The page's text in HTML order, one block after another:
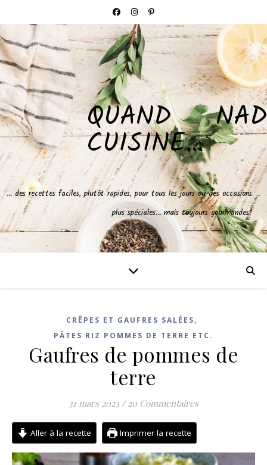
QUAND NAD
CUISINE…
… des recettes faciles, plutôt rapides, pour tous les jours ou des occasions
plus spéciales… mais toujours gourmandes!
CRÊPES ET GAUFRES SALÉES,
PÂTES RIZ POMMES DE TERRE ETC.
Gaufres de pommes de
terre
31 mars 2023 / 20 Commentaires
Aller à la recette Imprimer la recette